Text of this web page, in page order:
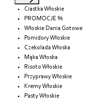
Ciastka Włoskie
PROMOCJE %
Włoskie Dania Gotowe
Pomidory Włoskie
Czekolada Włoska
Mąka Włoska
Risoto Włoskie
Przyprawy Włoskie
Kremy Włoskie
Pasty Włoskie